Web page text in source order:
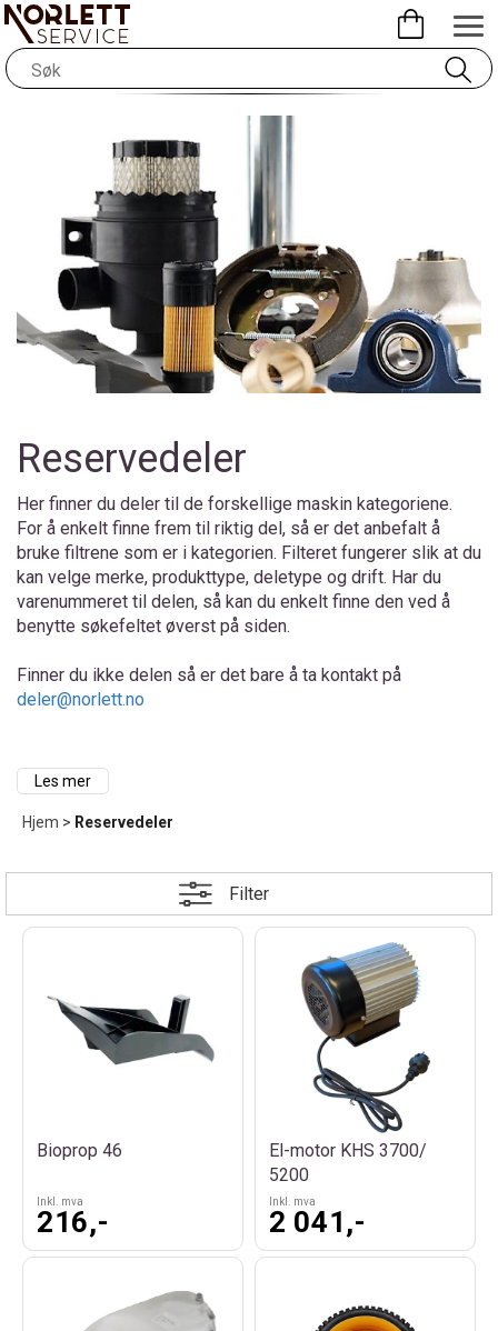
Reservedeler
Her finner du deler til de forskellige maskin kategoriene.
For å enkelt finne frem til riktig del, så er det anbefalt å
bruke filtrene som er i kategorien. Filteret fungerer slik at du
kan velge merke, produkttype, deletype og drift. Har du
varenummeret til delen, så kan du enkelt finne den ved å
benytte søkefeltet øverst på siden.
Finner du ikke delen så er det bare å ta kontakt på
deler@norlett.no
Vi fører reservedeler snøfreser, reservedeler gressklipper,
atv, reservedeler motorsag, reservedeler tilhenger med mer.
Rammy, Gardena, Briggs & Statton, Eccho med fler.
Les mer
Hjem> Reservedeler
Filter
Bioprop 46
Inkl. mva
216,-
El-motor KHS 3700/
5200
Inkl. mva
2 041,-